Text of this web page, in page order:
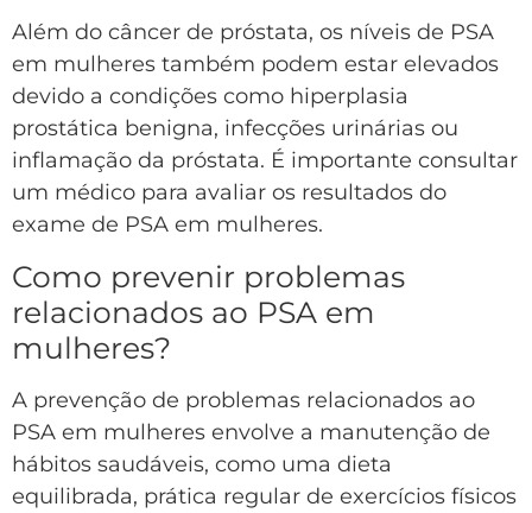
Além do câncer de próstata, os níveis de PSA
em mulheres também podem estar elevados
devido a condições como hiperplasia
prostática benigna, infecções urinárias ou
inflamação da próstata. É importante consultar
um médico para avaliar os resultados do
exame de PSA em mulheres.
Como prevenir problemas
relacionados ao PSA em
mulheres?
A prevenção de problemas relacionados ao
PSA em mulheres envolve a manutenção de
hábitos saudáveis, como uma dieta
equilibrada, prática regular de exercícios físicos